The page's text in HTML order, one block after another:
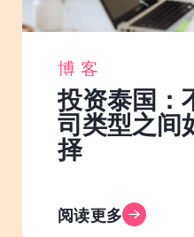
博客
投资泰国：
司类型之间
择
阅读更多